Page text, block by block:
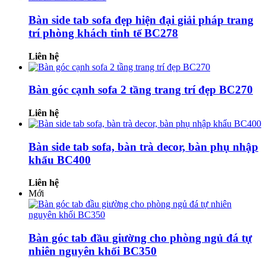
Bàn side tab sofa đẹp hiện đại giải pháp trang
trí phòng khách tinh tế BC278
Liên hệ
Bàn góc cạnh sofa 2 tầng trang trí đẹp BC270
Liên hệ
Bàn side tab sofa, bàn trà decor, bàn phụ nhập
khẩu BC400
Liên hệ
Mới
Bàn góc tab đầu giường cho phòng ngủ đá tự
nhiên nguyên khối BC350